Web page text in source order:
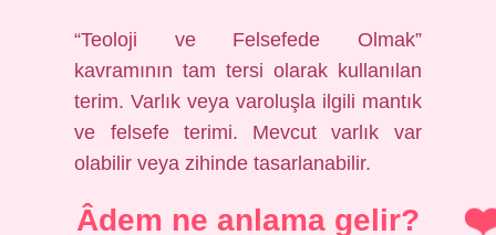
“Teoloji ve Felsefede Olmak”
kavramının tam tersi olarak kullanılan
terim. Varlık veya varoluşla ilgili mantık
ve felsefe terimi. Mevcut varlık var
olabilir veya zihinde tasarlanabilir.
Âdem ne anlama gelir?